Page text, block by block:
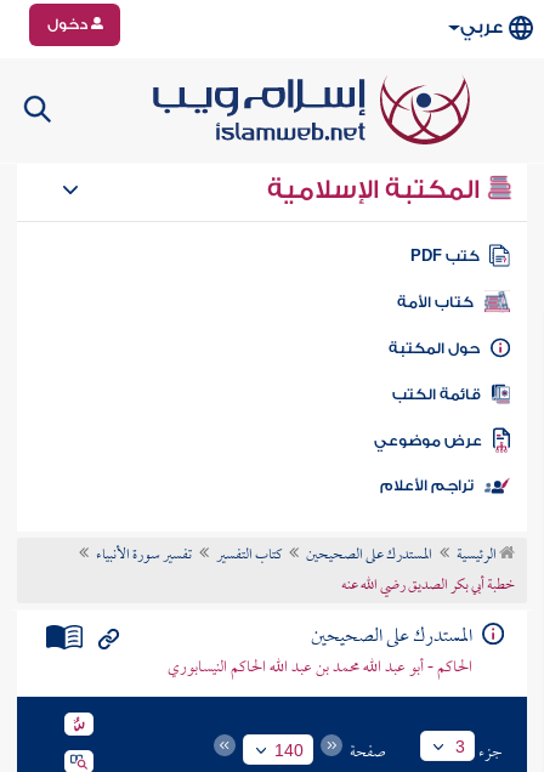
عربي دخول
المكتبة الإسلامية
كتب PDF
كتاب الأمة
المكتبة
الكتب
موضوعي
تراجم الأعلام
الرئيسية المستدرك على الصحيحين كتاب التفسير
تفسير سورة الأنبياء
خطبة أبي بكر الصديق رضي الله عنه
المستدرك على الصحيحين
الحاكم - أبو عبد الله محمد بن عبد الله الحاكم النيسابوري
جزء 3 صفحة 140